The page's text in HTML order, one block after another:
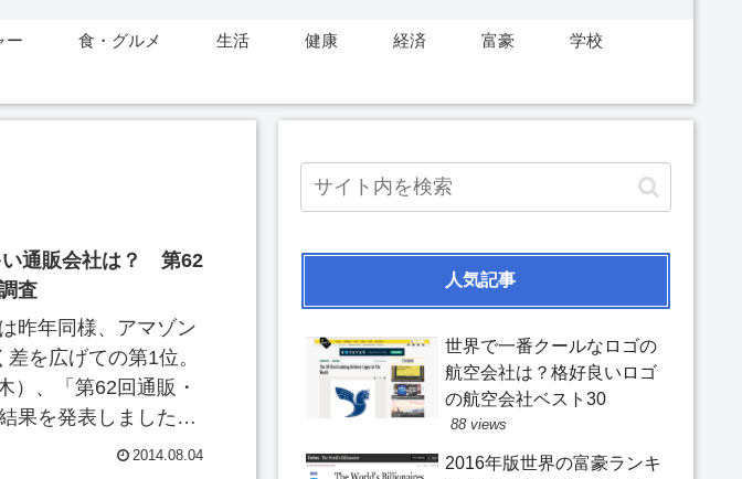
ー 食・グルメ 生活 健康 経済 富豪 学校
い通販会社は？ 第62
査
昨年同様、アマゾン
を広げての第1位。
）、「第62回通販・
果を発表しました。
2014.08.04
人気記事
世界で一番クールなロゴの
航空会社は？格好良いロゴ
の航空会社ベスト30
88 views
2016年版世界の富豪ランキ